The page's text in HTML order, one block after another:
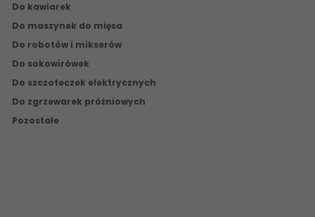
Do kawiarek
Do maszynek do mięsa
Do robotów i mikserów
Do sokowirówek
Do szczoteczek elektrycznych
Do zgrzewarek próżniowych
Pozostałe